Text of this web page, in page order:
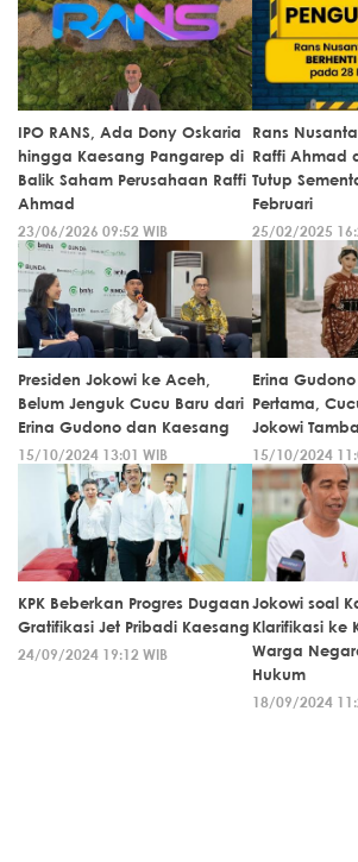
IPO RANS, Ada Dony Oskaria
hingga Kaesang Pangarep di
Balik Saham Perusahaan Raffi
Ahmad
23/06/2026 09:52 WIB
Rans
Raffi Ahmad
Tutup
Februari
25/02/2025
Presiden Jokowi ke Aceh,
Belum Jenguk Cucu Baru dari
Erina Gudono dan Kaesang
15/10/2024 13:01 WIB
Erina
Pertama,
Jokowi
15/10/2024
KPK Beberkan Progres Dugaan
Gratifikasi Jet Pribadi Kaesang
24/09/2024 19:12 WIB
Jokowi soal
Klarifikasi ke
Warga
Hukum
18/09/2024